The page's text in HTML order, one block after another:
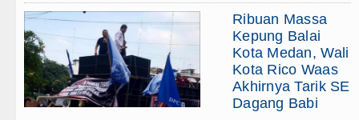
Ribuan Massa
Kepung Balai
Kota Medan, Wali
Kota Rico Waas
Akhirnya Tarik SE
Dagang Babi